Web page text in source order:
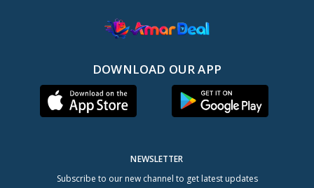
DOWNLOAD OUR APP
NEWSLETTER
Subscribe to our new channel to get latest updates